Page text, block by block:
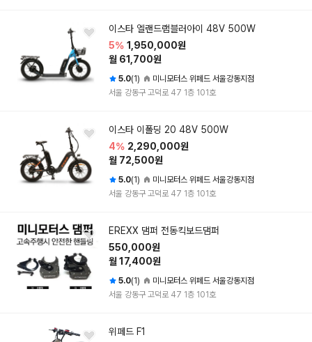
이스타 엘랜드램블러아이 48V 500W
5% 1,950,000원
월 61,700원
5.0(1)
미니모터스 위페드 서울강동지점
서울 강동구 고덕로 47 1층 101호
이스타 이폴딩 20 48V 500W
4% 2,290,000원
월 72,500원
5.0(1)
미니모터스 위페드 서울강동지점
서울 강동구 고덕로 47 1층 101호
EREXX 댐퍼 전동킥보드댐퍼
550,000원
월 17,400원
5.0(1)
미니모터스 위페드 서울강동지점
서울 강동구 고덕로 47 1층 101호
위페드 F1